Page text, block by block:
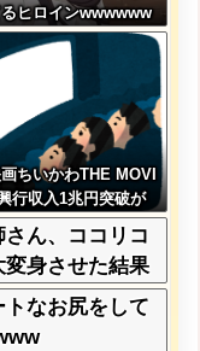
ヒロインwwwwww
ちいかわTHE MOVI
行収入1兆円突破が
ｗｗｗｗｗｗｗｗｗ
さん、ココリコ
変身させた結果
w w w w
トなお尻をして